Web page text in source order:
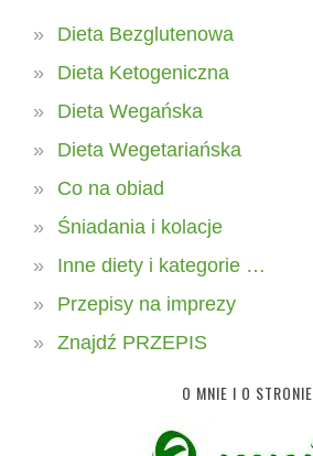
Dieta Bezglutenowa
Dieta Ketogeniczna
Dieta Wegańska
Dieta Wegetariańska
Co na obiad
Śniadania i kolacje
Inne diety i kategorie …
Przepisy na imprezy
Znajdź PRZEPIS
O MNIE I O STRONIE